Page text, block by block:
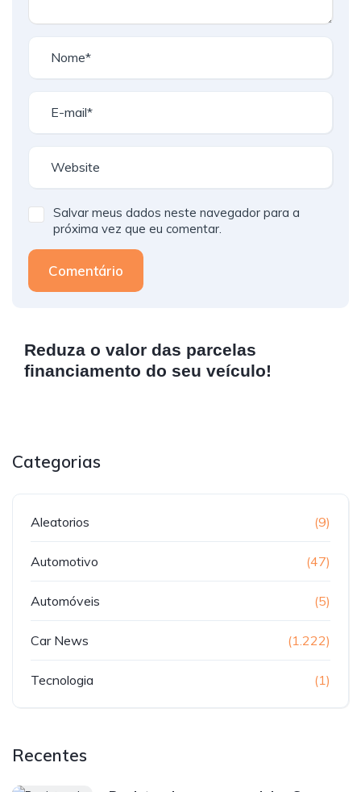
Salvar meus dados neste navegador para a
próxima vez que eu comentar.
Comentário
Reduza o valor das parcelas
financiamento do seu veículo!
Categorias
Aleatorios (9)
Automotivo (47)
Automóveis (5)
Car News (1.222)
Tecnologia (1)
Recentes